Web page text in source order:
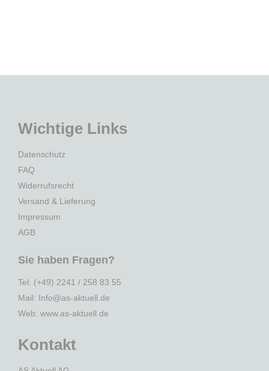
Wichtige Links
Datenschutz
FAQ
Widerrufsrecht
Versand & Lieferung
Impressum
AGB
Sie haben Fragen?
Tel: (+49) 2241 / 258 83 55
Mail: Info@as-aktuell.de
Web: www.as-aktuell.de
Kontakt